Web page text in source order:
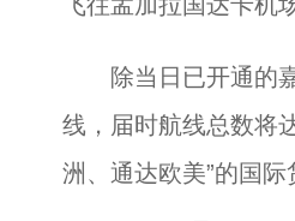
除当日已开通的嘉
线，届时航线总数将
洲、通达欧美”的国际